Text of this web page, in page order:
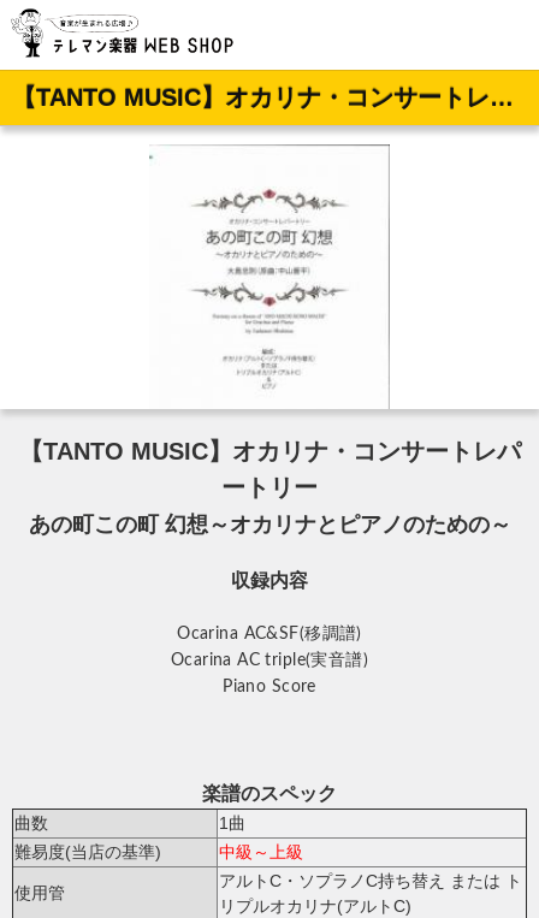
【TANTO MUSIC】オカリナ・コンサートレパートリー あの町この町 幻想～オカリナとピアノのための～
【TANTO MUSIC】オカリナ・コンサートレパ
ートリー
あの町この町 幻想～オカリナとピアノのための～
収録内容
Ocarina AC&SF(移調譜)
Ocarina AC triple(実音譜)
Piano Score
楽譜のスペック
曲数
1曲
難易度(当店の基準)
中級～上級
使用管
アルトC・ソプラノC持ち替え または ト
リプルオカリナ(アルトC)